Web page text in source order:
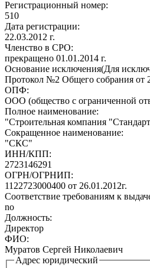
Регистрационный номер:
510
Дата регистрации:
22.03.2012 г.
Членство в СРО:
прекращено 01.01.2014 г.
Основание исключения(Для
Протокол №2 Общего собрания от
ОПФ:
ООО (общество с ограниченной
Полное наименование:
"Строительная компания
Сокращенное наименование:
"СКС"
ИНН/КПП:
2723146291
ОГРН/ОГРНИП:
1122723000400 от 26.01.2012г.
Соответствие требованиям к
no
Должность:
Директор
ФИО:
Муратов Сергей Николаевич
Адрес юридический